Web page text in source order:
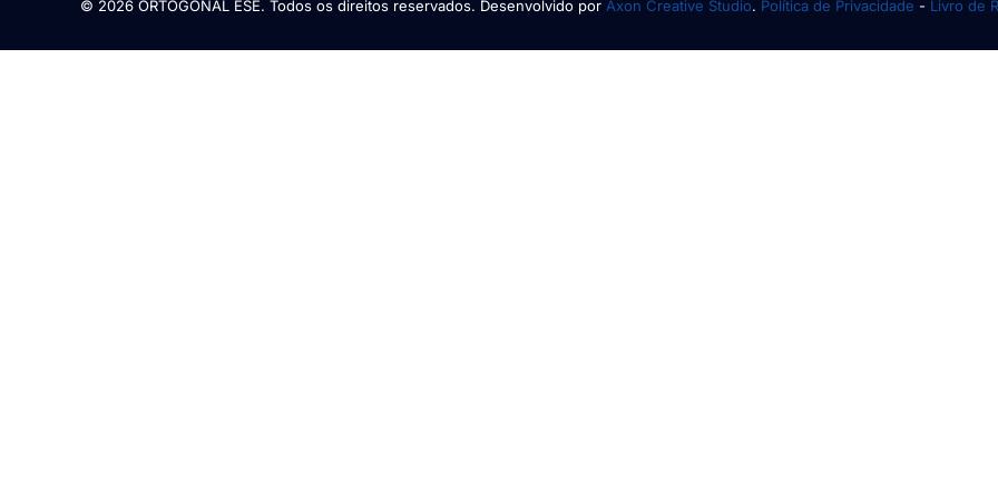
© 2026 ORTOGONAL ESE. Todos os direitos reservados. Desenvolvido por Axon Creative Studio. Política de Privacidade - Livro de